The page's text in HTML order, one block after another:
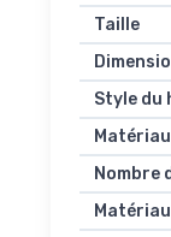
Taille
Style du
Nombre